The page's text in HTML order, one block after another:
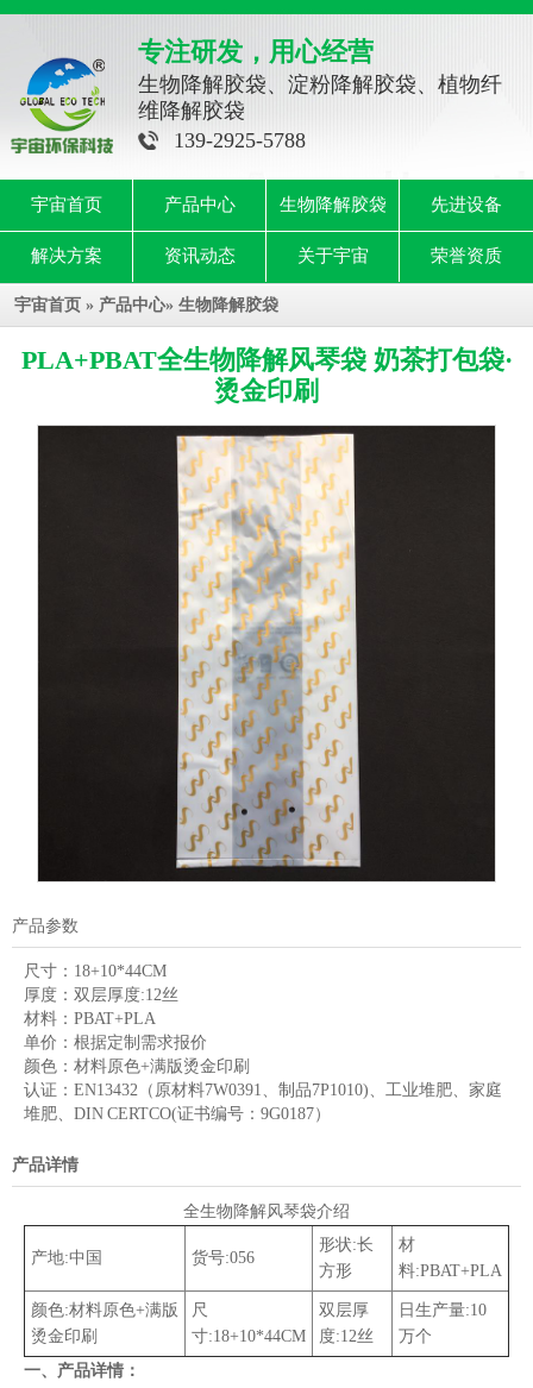
专注研发，用心经营
生物降解胶袋、淀粉降解胶袋、植物纤
维降解胶袋
139-2925-5788
宇宙首页 产品中心 生物降解胶袋 先进设备
解决方案 资讯动态 关于宇宙 荣誉资质
宇宙首页 » 产品中心» 生物降解胶袋
PLA+PBAT全生物降解风琴袋 奶茶打包袋·
烫金印刷
产品参数
尺寸： 18+10*44CM
厚度： 双层厚度:12丝
材料： PBAT+PLA
单价： 根据定制需求报价
颜色： 材料原色+满版烫金印刷
认证： EN13432（原材料7W0391、制品7P1010)、工业堆肥、家庭
堆肥、DIN CERTCO(证书编号：9G0187）
产品详情
全生物降解风琴袋介绍
产地:中国 货号:056
形状:长
方形
材
料:PBAT+PLA
颜色:材料原色+满版
烫金印刷
尺
寸:18+10*44CM
双层厚
度:12丝
日生产量:10
万个
一、产品详情：